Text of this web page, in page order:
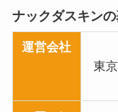
ナックダスキン
運営会社
東